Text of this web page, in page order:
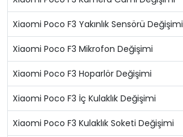
Xiaomi Poco F3 Yakınlık Sensörü Değişimi
Xiaomi Poco F3 Mikrofon Değişimi
Xiaomi Poco F3 Hoparlör Değişimi
Xiaomi Poco F3 İç Kulaklık Değişimi
Xiaomi Poco F3 Kulaklık Soketi Değişimi